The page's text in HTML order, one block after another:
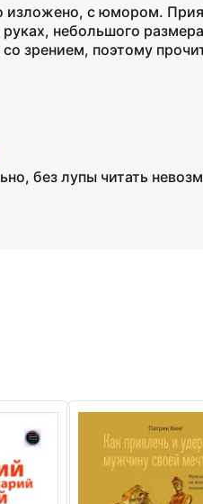
изложено, с юмором.
небольшого
зрением, поэтому
без лупы читать